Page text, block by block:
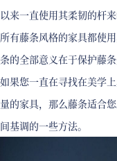
以来一直使用其柔韧的杆
所有藤条风格的家具都使
条的全部意义在于保护藤条
如果您一直在寻找在美学
量的家具，那么藤条适合
间基调的一些方法。